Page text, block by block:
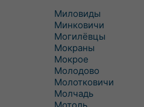
Миловиды
Минковичи
Могилёвцы
Мокраны
Мокрое
Молодово
Молотковичи
Молчадь